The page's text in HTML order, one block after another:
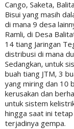
Cango, Saketa,
Bisui yang masih
di mana 9 desa
Ramli, di Desa
14 tiang Jaringan
distribusi di mana
Sedangkan, untuk
buah tiang JTM, 3
yang miring dan 10
kerusakan dan
untuk sistem
hingga saat ini
terjadinya gempa.